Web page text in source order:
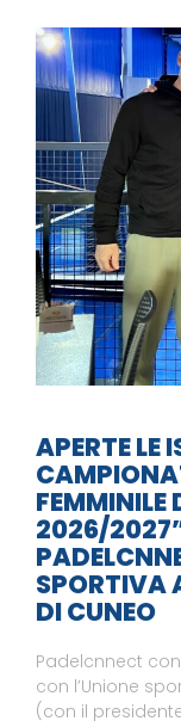
APERTE LE
FEMMINILE
2026/
SPORTIVA
DI CUNEO
Padelcnnect
con l’Unione
(con il